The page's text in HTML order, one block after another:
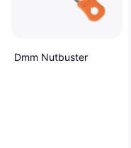
Dmm Nutbuster